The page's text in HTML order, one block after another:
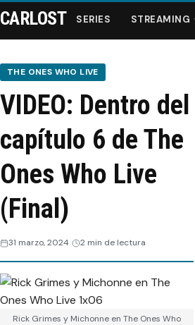
Series
Streaming
Recomendaciones
Webisodios
CARLOST SERIES STREAMING
THE ONES WHO LIVE
VIDEO: Dentro del
capítulo 6 de The
Ones Who Live
(Final)
31 marzo, 2024 2 min de lectura
Rick Grimes y Michonne en The Ones Who